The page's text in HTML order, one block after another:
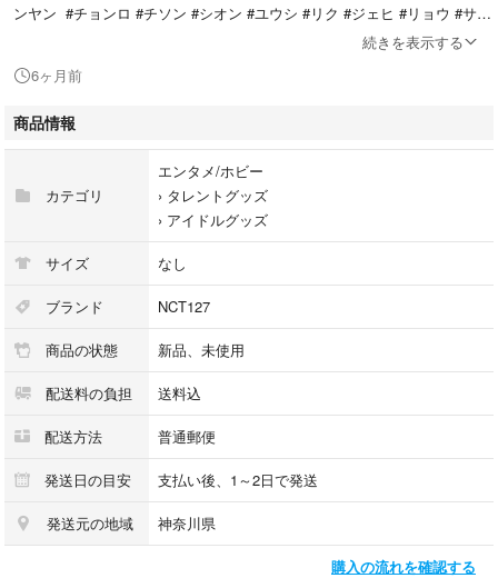
ンヤン #チョンロ #チソン #シオン #ユウシ #リク #ジェヒ #リョウ #サク
続きを表示する
6ヶ月前
商品情報
カテゴリ
エンタメ/ホビー
› タレントグッズ
› アイドルグッズ
サイズ なし
ブランド NCT127
商品の状態 新品、未使用
配送料の負担 送料込
配送方法 普通郵便
発送日の目安 支払い後、1～2日で発送
発送元の地域 神奈川県
購入の流れを確認する